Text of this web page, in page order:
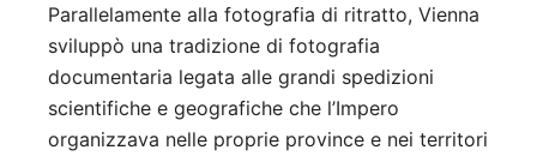
Parallelamente alla fotografia di ritratto, Vienna
sviluppò una tradizione di fotografia
documentaria legata alle grandi spedizioni
scientifiche e geografiche che l’Impero
organizzava nelle proprie province e nei territori